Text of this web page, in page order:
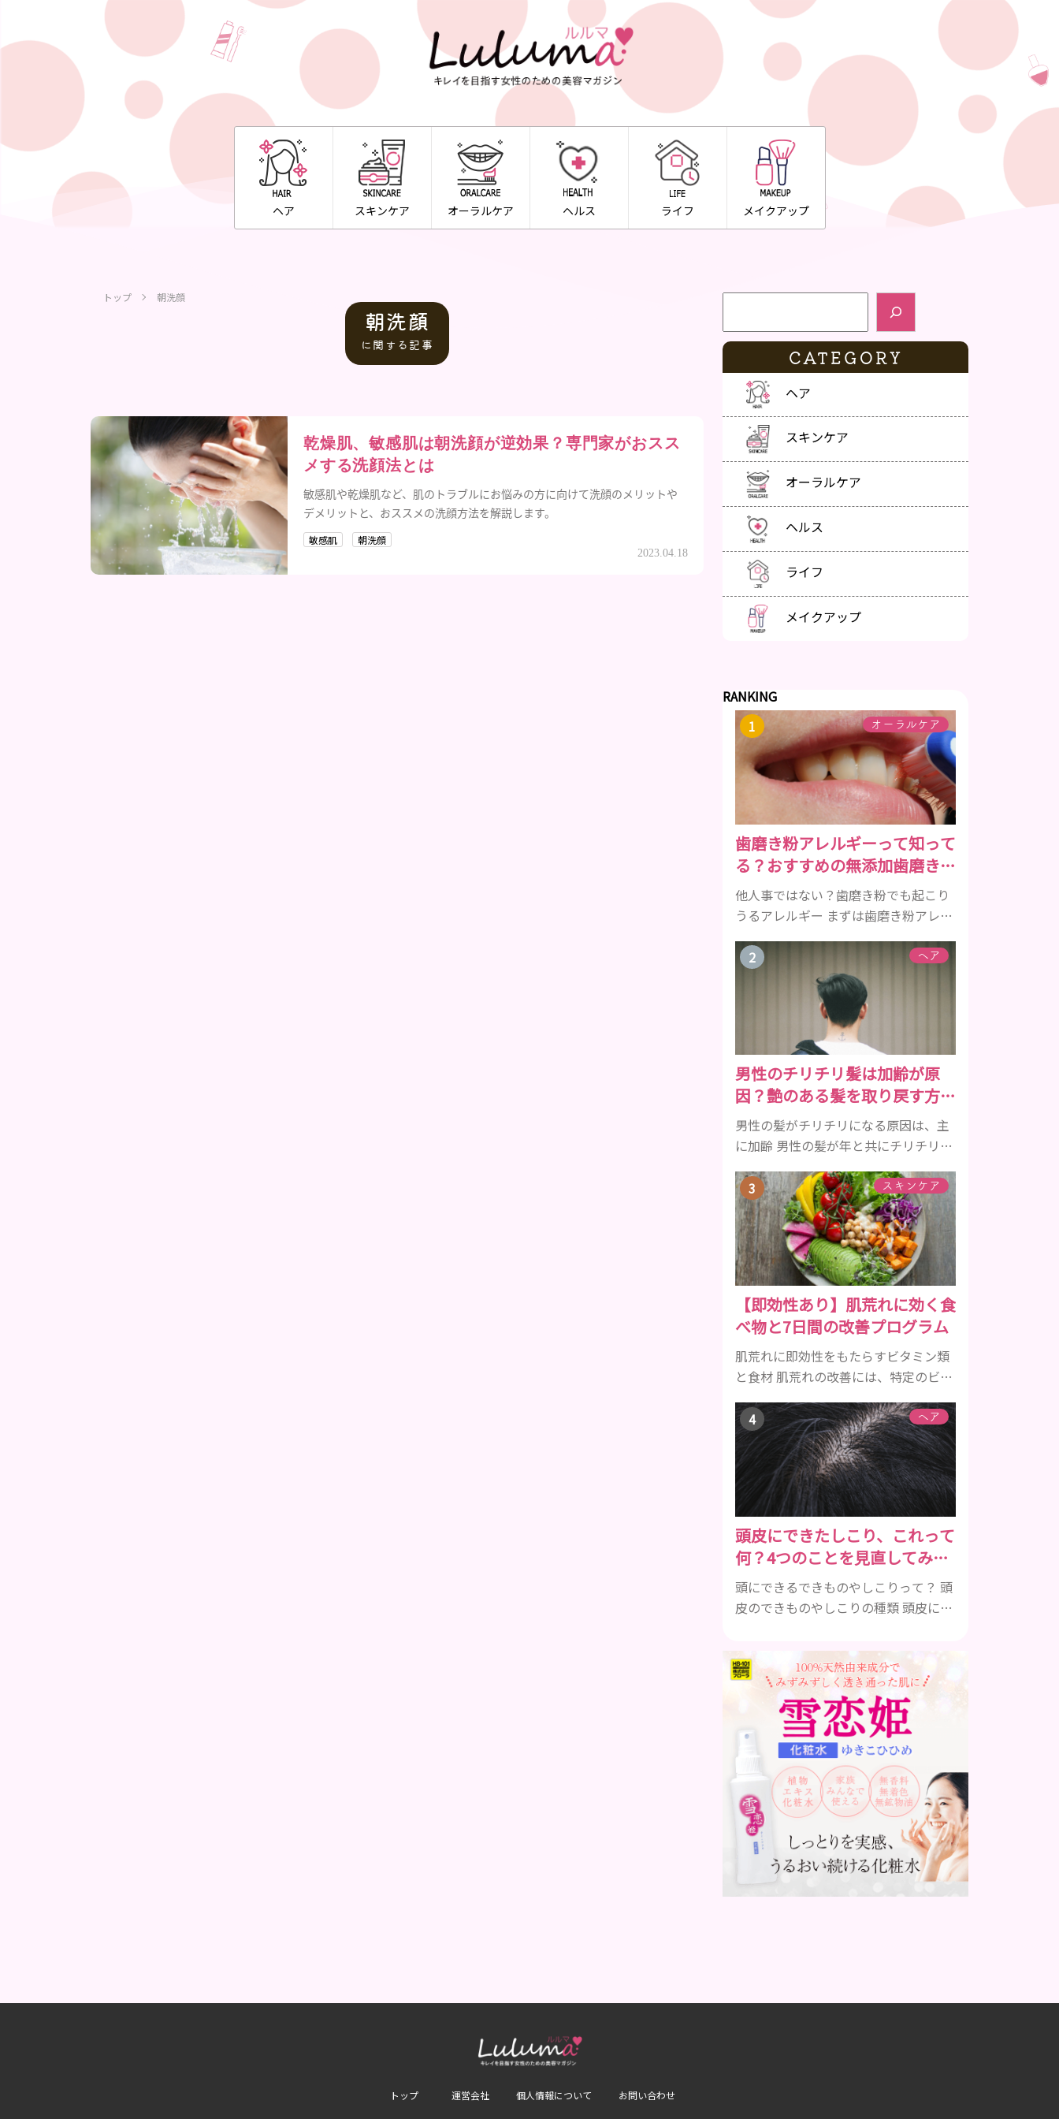
ヘア スキンケア オーラルケア ヘルス ライフ メイクアップ
トップ 朝洗顔
朝洗顔
に関する記事
乾燥肌、敏感肌は朝洗顔が逆効果？専門家がおスス
メする洗顔法とは
敏感肌や乾燥肌など、肌のトラブルにお悩みの方に向けて洗顔のメリットや
デメリットと、おススメの洗顔方法を解説します。
敏感肌 朝洗顔
2023.04.18
検索
CATEGORY
ヘア
スキンケア
オーラルケア
ヘルス
ライフ
メイクアップ
RANKING
オーラルケア
歯磨き粉アレルギーって知って
る？おすすめの無添加歯磨き粉
をご紹介
他人事ではない？歯磨き粉でも起こり
うるアレルギー まずは歯磨き粉アレル
ーの症状を解説しますね。 歯磨き粉に
含まれるアレルギーを起こすおそれの
ある成分 まず、普段お使いの歯磨き粉
に含まれているどの成分にアレルギー
を引き起こすおそれがあるのかを説明
しますね。 •フッ素･･･歯の表面のエナ
メルを守り強くしたり、虫歯と防ぐ働
きを持つ成分 •香味料 ･･･歯磨き粉の風
味や爽...
ヘア
男性のチリチリ髪は加齢が原
因？艶のある髪を取り戻す方法
をご紹介
男性の髪がチリチリになる原因は、主
に加齢 男性の髪が年と共にチリチリに
い頃はしっかりとボリュームがあり、
髪にツヤがあった男性も、いつのまに
か髪がチリチリでペタンとするように
なったと感じる人もいるでしょう。特
に大人の男性としての魅力が出てくる
40代以降の男性に悩んでいる人が多い
傾向があります。 髪が生え変わるサイ
クルは、年齢と共に乱れていきます。
髪が太くならないま...
スキンケア
【即効性あり】肌荒れに効く食
べ物と7日間の改善プログラム
肌荒れに即効性をもたらすビタミン類
と食材 肌荒れの改善には、特定のビタ
す。ビタミンA、B群、C、Eは肌の回復
力を高め、荒れた肌を内側から修復す
る栄養素です。 ビタミンA：レバー、
人参、ほうれん草など レバー、人参、
ほうれん草などに含まれるビタミンA
は、肌のターンオーバーを正常化し、
肌荒れを素早く修復します。特にレバ
ーは吸収率の高いレチノールを含み、
即効性が期待でき...
ヘア
頭皮にできたしこり、これって
何？4つのことを見直してみよ
う！
頭にできるできものやしこりって？ 頭
皮のできものやしこりの種類 頭皮にで
して一種類ではありません。人によっ
ても違いますし、症状や種類によって
も違います。まずはどんな病気なの
か、よりも、どんな種類のできものや
しこりがあるのかを解説いきましょ
う。 水疱 ご存知の方もいらっしゃるか
と思いますが、すいほう、と読みま
す。これは表皮や表皮下にできるもの
です。表皮は0.2mmほ...
トップ 運営会社 個人情報について お問い合わせ